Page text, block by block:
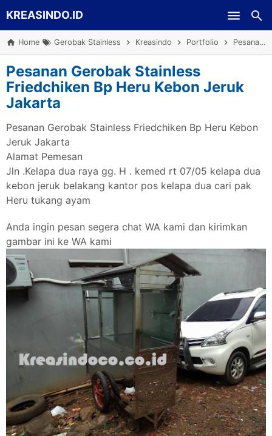
KREASINDO.ID
Home Gerobak Stainless Kreasindo Portfolio Pesanan Gerobak Stainless Friedchiken Bp Heru Kebon Jeruk Jakarta
Pesanan Gerobak Stainless
Friedchiken Bp Heru Kebon Jeruk
Jakarta
Pesanan Gerobak Stainless Friedchiken Bp Heru Kebon
Jeruk Jakarta
Alamat Pemesan
Jln .Kelapa dua raya gg. H . kemed rt 07/05 kelapa dua
kebon jeruk belakang kantor pos kelapa dua cari pak
Heru tukang ayam
Anda ingin pesan segera chat WA kami dan kirimkan
gambar ini ke WA kami